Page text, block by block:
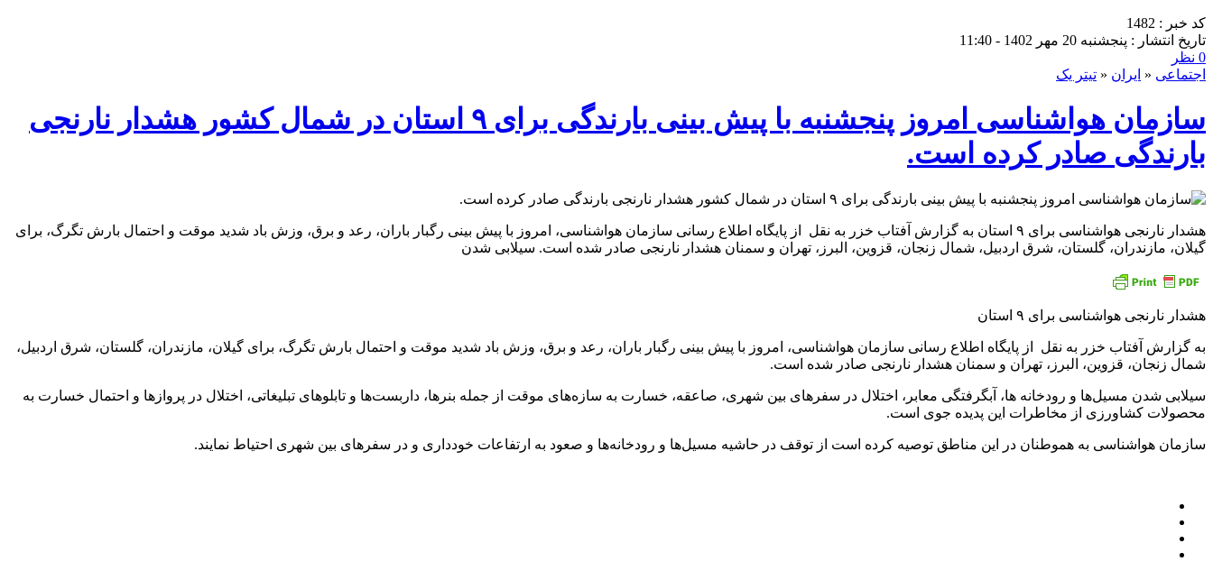
کد خبر : 1482
تاریخ انتشار : پنجشنبه 20 مهر 1402 - 11:40
0 نظر
اجتماعی « ایران « تیتر یک
سازمان هواشناسی امروز پنجشنبه با پیش بینی بارندگی برای ۹ استان در شمال کشور هشدار نارنجی
بارندگی صادر کرده است.
هشدار نارنجی هواشناسی برای ۹ استان به گزارش آفتاب خزر به نقل از پایگاه اطلاع رسانی سازمان هواشناسی، امروز با پیش بینی رگبار باران، رعد و برق، وزش باد شدید موقت و احتمال بارش تگرگ، برای
گیلان، مازندران، گلستان، شرق اردبیل، شمال زنجان، قزوین، البرز، تهران و سمنان هشدار نارنجی صادر شده است. سیلابی شدن
هشدار نارنجی هواشناسی برای ۹ استان
به گزارش آفتاب خزر به نقل از پایگاه اطلاع رسانی سازمان هواشناسی، امروز با پیش بینی رگبار باران، رعد و برق، وزش باد شدید موقت و احتمال بارش تگرگ، برای گیلان، مازندران، گلستان، شرق اردبیل،
شمال زنجان، قزوین، البرز، تهران و سمنان هشدار نارنجی صادر شده است.
سیلابی شدن مسیل‌ها و رودخانه ها، آبگرفتگی معابر، اختلال در سفر‌های بین شهری، صاعقه، خسارت به سازه‌های موقت از جمله بنرها، داربست‌ها و تابلو‌های تبلیغاتی، اختلال در پرواز‌ها و احتمال خسارت به
محصولات کشاورزی از مخاطرات این پدیده جوی است.
سازمان هواشناسی به هموطنان در این مناطق توصیه کرده است از توقف در حاشیه مسیل‌ها و رودخانه‌ها و صعود به ارتفاعات خودداری و در سفر‌های بین شهری احتیاط نمایند.